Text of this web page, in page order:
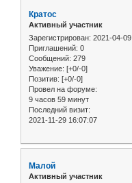
Кратос
Активный участник
Зарегистрирован: 2021-04-09
Приглашений: 0
Сообщений: 279
Уважение: [+0/-0]
Позитив: [+0/-0]
Провел на форуме:
9 часов 59 минут
Последний визит:
2021-11-29 16:07:07
Малой
Активный участник